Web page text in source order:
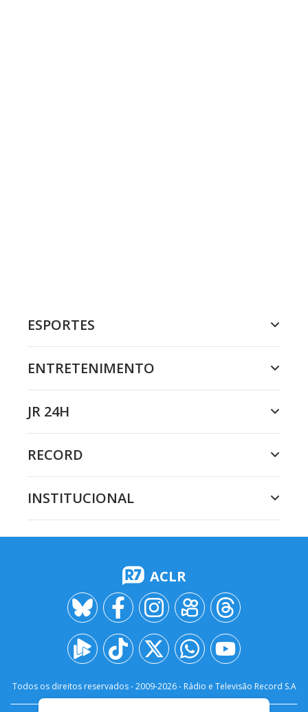
ESPORTES
ENTRETENIMENTO
JR 24H
RECORD
INSTITUCIONAL
ACLR
Todos os direitos reservados - 2009-2026- Rádio e Televisão Record S.A